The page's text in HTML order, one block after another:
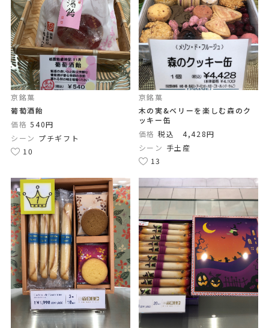
京銘菓
葡萄酒飴
価格 540円
シーン プチギフト
10
京銘菓
木の実&ベリーを楽しむ森のク
ッキー缶
価格 税込 4,428円
シーン 手土産
13